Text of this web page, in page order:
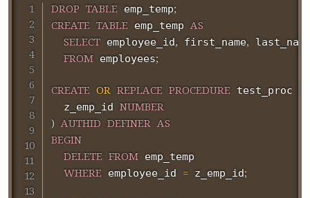
DROP TABLE emp_temp;
CREATE TABLE emp_temp AS
SELECT employee_id, first_name,
FROM employees;
CREATE OR REPLACE PROCEDURE test_proc
  z_emp_id
NUMBER
) AUTHID DEFINER AS
BEGIN
DELETE FROM emp_temp
WHERE employee_id = z_emp_id;